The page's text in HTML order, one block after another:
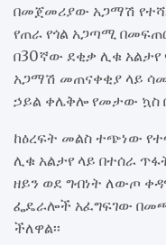
በመጀመሪያው አጋማሽ
የጠራ የጎል አጋጣሚ
በ30ኛው ደቂቃ ሊቁ
አጋማሽ መጠናቀቂያ ላይ
ኃይል ቀሌቅሎ የመታው ኳስ
ከዕረፍት መልስ ተጭነው
ሊቁ አልታየ ላይ በተሰራ
ዘይን ወደ ግብነት ለውጦ
ፌዴራሎች አፈግፍገው
ችለዋል፡፡